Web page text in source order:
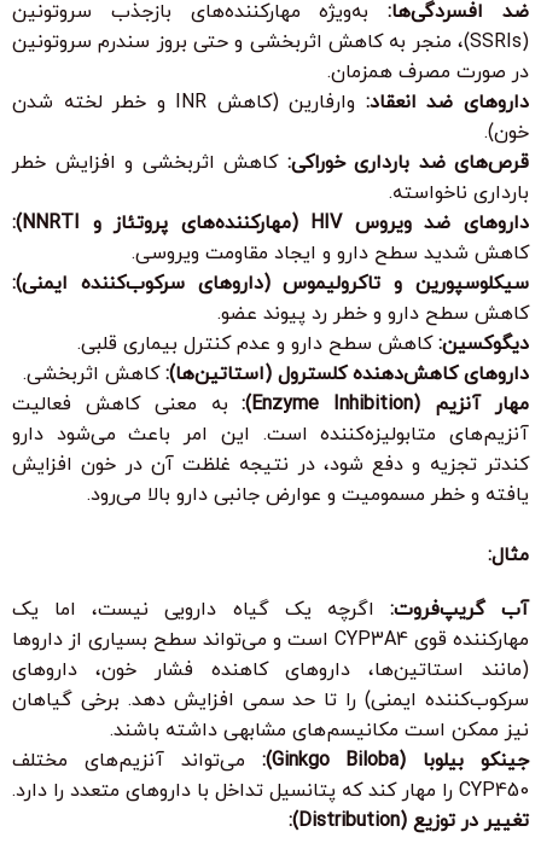
ضد افسردگی‌ها:به‌ویژه مهارکننده‌های بازجذب سروتونین
(SSRIs)، منجر به کاهش اثربخشی و حتی بروز سندرم سروتونین
در صورت مصرف همزمان.
داروهای ضد انعقاد:
وارفارین (کاهش INR و خطر لخته شدن
خون).
قرص‌های ضد بارداری خوراکی: کاهش اثربخشی و افزایش خطر
بارداری ناخواسته.
داروهای ضد ویروس HIV (مهارکننده‌های پروتئاز و NNRTI):
کاهش شدید سطح دارو و ایجاد مقاومت ویروسی.
سیکلوسپورین و تاکرولیموس (داروهای سرکوب‌کننده ایمنی):
کاهش سطح دارو و خطر رد پیوند عضو.
دیگوکسین:کاهش سطح دارو و عدم کنترل بیماری قلبی.
داروهای کاهش‌دهنده کلسترول (استاتین‌ها):کاهش اثربخشی.
مهار آنزیم (Enzyme Inhibition):
به معنی کاهش فعالیت
آنزیم‌های متابولیزه‌کننده است. این امر باعث می‌شود دارو
کندتر تجزیه و دفع شود، در نتیجه غلظت آن در خون افزایش
یافته و خطر مسمومیت و عوارض جانبی دارو بالا می‌رود.
مثال:
آب گریپ‌فروت: اگرچه یک گیاه دارویی نیست، اما یک
مهارکننده قوی CYP3A4 است و می‌تواند سطح بسیاری از داروها
(مانند استاتین‌ها، داروهای کاهنده فشار خون، داروهای
سرکوب‌کننده ایمنی) را تا حد سمی افزایش دهد. برخی گیاهان
نیز ممکن است مکانیسم‌های مشابهی داشته باشند.
جینکو بیلوبا (Ginkgo Biloba):
می‌تواند آنزیم‌های مختلف
CYP450 را مهار کند که پتانسیل تداخل با داروهای متعدد را دارد.
تغییر در توزیع (Distribution):